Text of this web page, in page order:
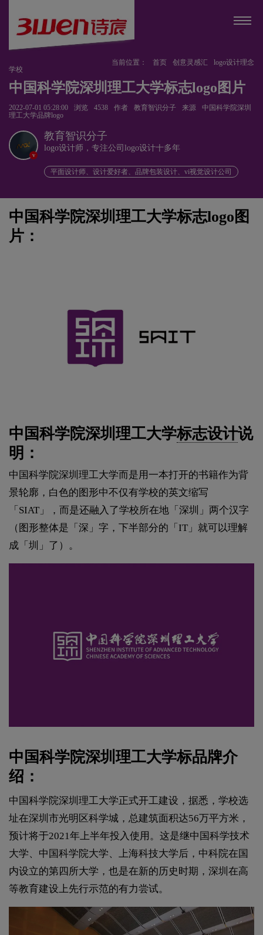
当前位置： 首页 创意灵感汇
logo设计理念
学校
中国科学院深圳理工大学标志logo图片
2022-07-01 05:28:00 浏览 4538 作者 教育智识分子 来源
中国科学院深圳
理工大学品牌logo
v
教育智识分子
logo设计师，专注公司logo设计十多年
平面设计师、设计爱好者、品牌包装设计、vi视觉设计公司
中国科学院深圳理工大学标志logo图
片：
中国科学院深圳理工大学标志设计说
明：
中国科学院深圳理工大学而是用一本打开的书籍作为背
景轮廓，白色的图形中不仅有学校的英文缩写
「SIAT」，而是还融入了学校所在地「深圳」两个汉字
（图形整体是「深」字，下半部分的「IT」就可以理解
成「圳」了）。
中国科学院深圳理工大学标品牌介
绍：
中国科学院深圳理工大学正式开工建设，据悉，学校选
址在深圳市光明区科学城，总建筑面积达56万平方米，
预计将于2021年上半年投入使用。这是继中国科学技术
大学、中国科学院大学、上海科技大学后，中科院在国
内设立的第四所大学，也是在新的历史时期，深圳在高
等教育建设上先行示范的有力尝试。